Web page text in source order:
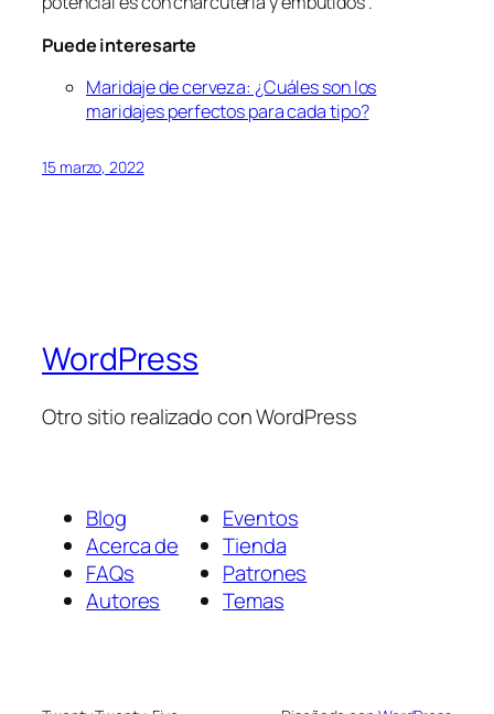
Puede interesarte
Maridaje de cerveza: ¿Cuáles son los
maridajes perfectos para cada tipo?
15 marzo, 2022
WordPress
Otro sitio realizado con WordPress
Blog
Acerca de
FAQs
Autores
Eventos
Tienda
Patrones
Temas